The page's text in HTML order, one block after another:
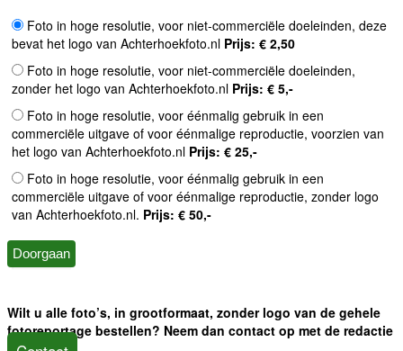
Foto in hoge resolutie, voor niet-commerciële doeleinden, deze
bevat het logo van Achterhoekfoto.nl Prijs: € 2,50
Foto in hoge resolutie, voor niet-commerciële doeleinden,
zonder het logo van Achterhoekfoto.nl Prijs: € 5,-
Foto in hoge resolutie, voor éénmalig gebruik in een
commerciële uitgave of voor éénmalige reproductie, voorzien van
het logo van Achterhoekfoto.nl Prijs: € 25,-
Foto in hoge resolutie, voor éénmalig gebruik in een
commerciële uitgave of voor éénmalige reproductie, zonder logo
van Achterhoekfoto.nl. Prijs: € 50,-
Wilt u alle foto’s, in grootformaat, zonder logo van de gehele
fotoreportage bestellen? Neem dan contact op met de redactie